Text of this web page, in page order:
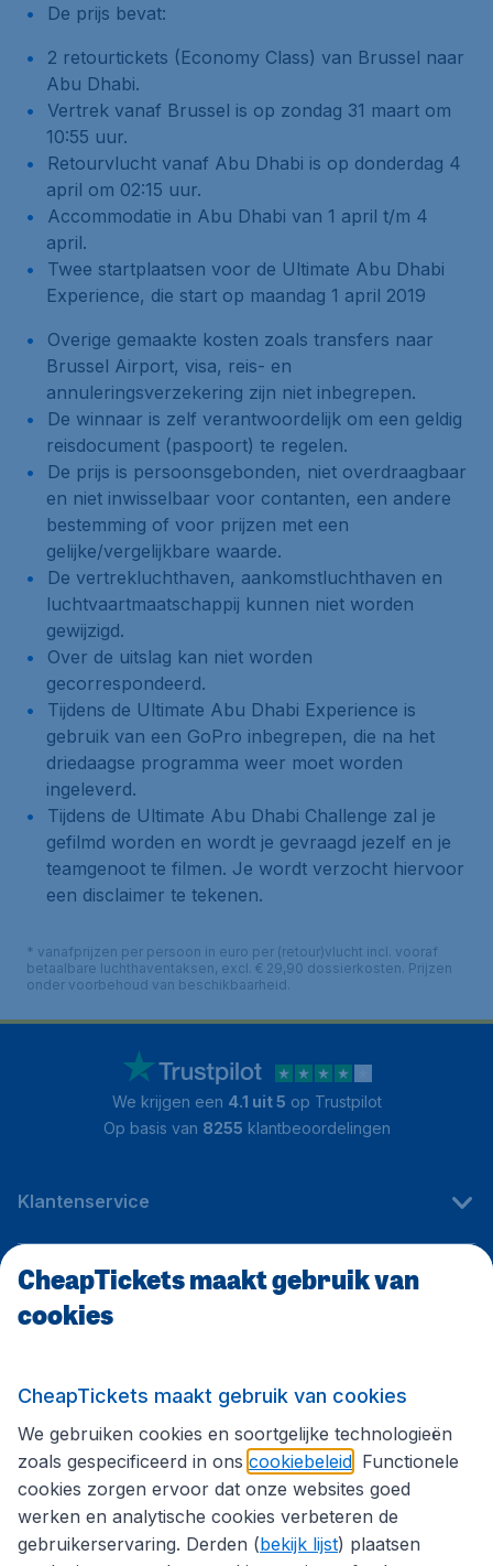
De prijs bevat:
2 retourtickets (Economy Class) van Brussel naar
Abu Dhabi.
Vertrek vanaf Brussel is op zondag 31 maart om
10:55 uur.
Retourvlucht vanaf Abu Dhabi is op donderdag 4
april om 02:15 uur.
Accommodatie in Abu Dhabi van 1 april t/m 4
april.
Twee startplaatsen voor de Ultimate Abu Dhabi
Experience, die start op maandag 1 april 2019
Overige gemaakte kosten zoals transfers naar
Brussel Airport, visa, reis- en
annuleringsverzekering zijn niet inbegrepen.
De winnaar is zelf verantwoordelijk om een geldig
reisdocument (paspoort) te regelen.
De prijs is persoonsgebonden, niet overdraagbaar
en niet inwisselbaar voor contanten, een andere
bestemming of voor prijzen met een
gelijke/vergelijkbare waarde.
De vertrekluchthaven, aankomstluchthaven en
luchtvaartmaatschappij kunnen niet worden
gewijzigd.
Over de uitslag kan niet worden
gecorrespondeerd.
Tijdens de Ultimate Abu Dhabi Experience is
gebruik van een GoPro inbegrepen, die na het
driedaagse programma weer moet worden
ingeleverd.
Tijdens de Ultimate Abu Dhabi Challenge zal je
gefilmd worden en wordt je gevraagd jezelf en je
teamgenoot te filmen. Je wordt verzocht hiervoor
een disclaimer te tekenen.
* vanafprijzen per persoon in euro per (retour)vlucht incl. vooraf
betaalbare luchthaventaksen, excl. € 29,90 dossierkosten. Prijzen
onder voorbehoud van beschikbaarheid.
We krijgen een 4.1 uit 5 op Trustpilot
Op basis van 8255 klantbeoordelingen
Klantenservice
CheapTickets.be
Volg CheapTickets.be
CheapTickets maakt gebruik van
cookies
CheapTickets maakt gebruik van cookies
We gebruiken cookies en soortgelijke technologieën
zoals gespecificeerd in ons cookiebeleid . Functionele
cookies zorgen ervoor dat onze websites goed
werken en analytische cookies verbeteren de
gebruikerservaring. Derden (bekijk lijst) plaatsen